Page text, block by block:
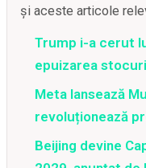
și aceste articole
Trump i-a cerut
epuizarea
Meta lansează
revoluționează
Beijing devine